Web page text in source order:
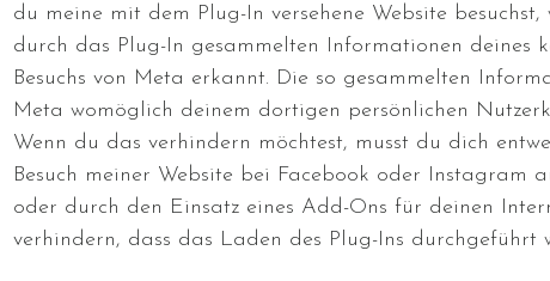
du meine mit dem Plug-In versehene Website besuchst,
durch das Plug-In gesammelten Informationen deines
Besuchs von Meta erkannt. Die so gesammelten
Meta womöglich deinem dortigen persönlichen
Wenn du das verhindern möchtest, musst du dich
Besuch meiner Website bei Facebook oder Instagram
oder durch den Einsatz eines Add-Ons für deinen
verhindern, dass das Laden des Plug-Ins durchgeführt